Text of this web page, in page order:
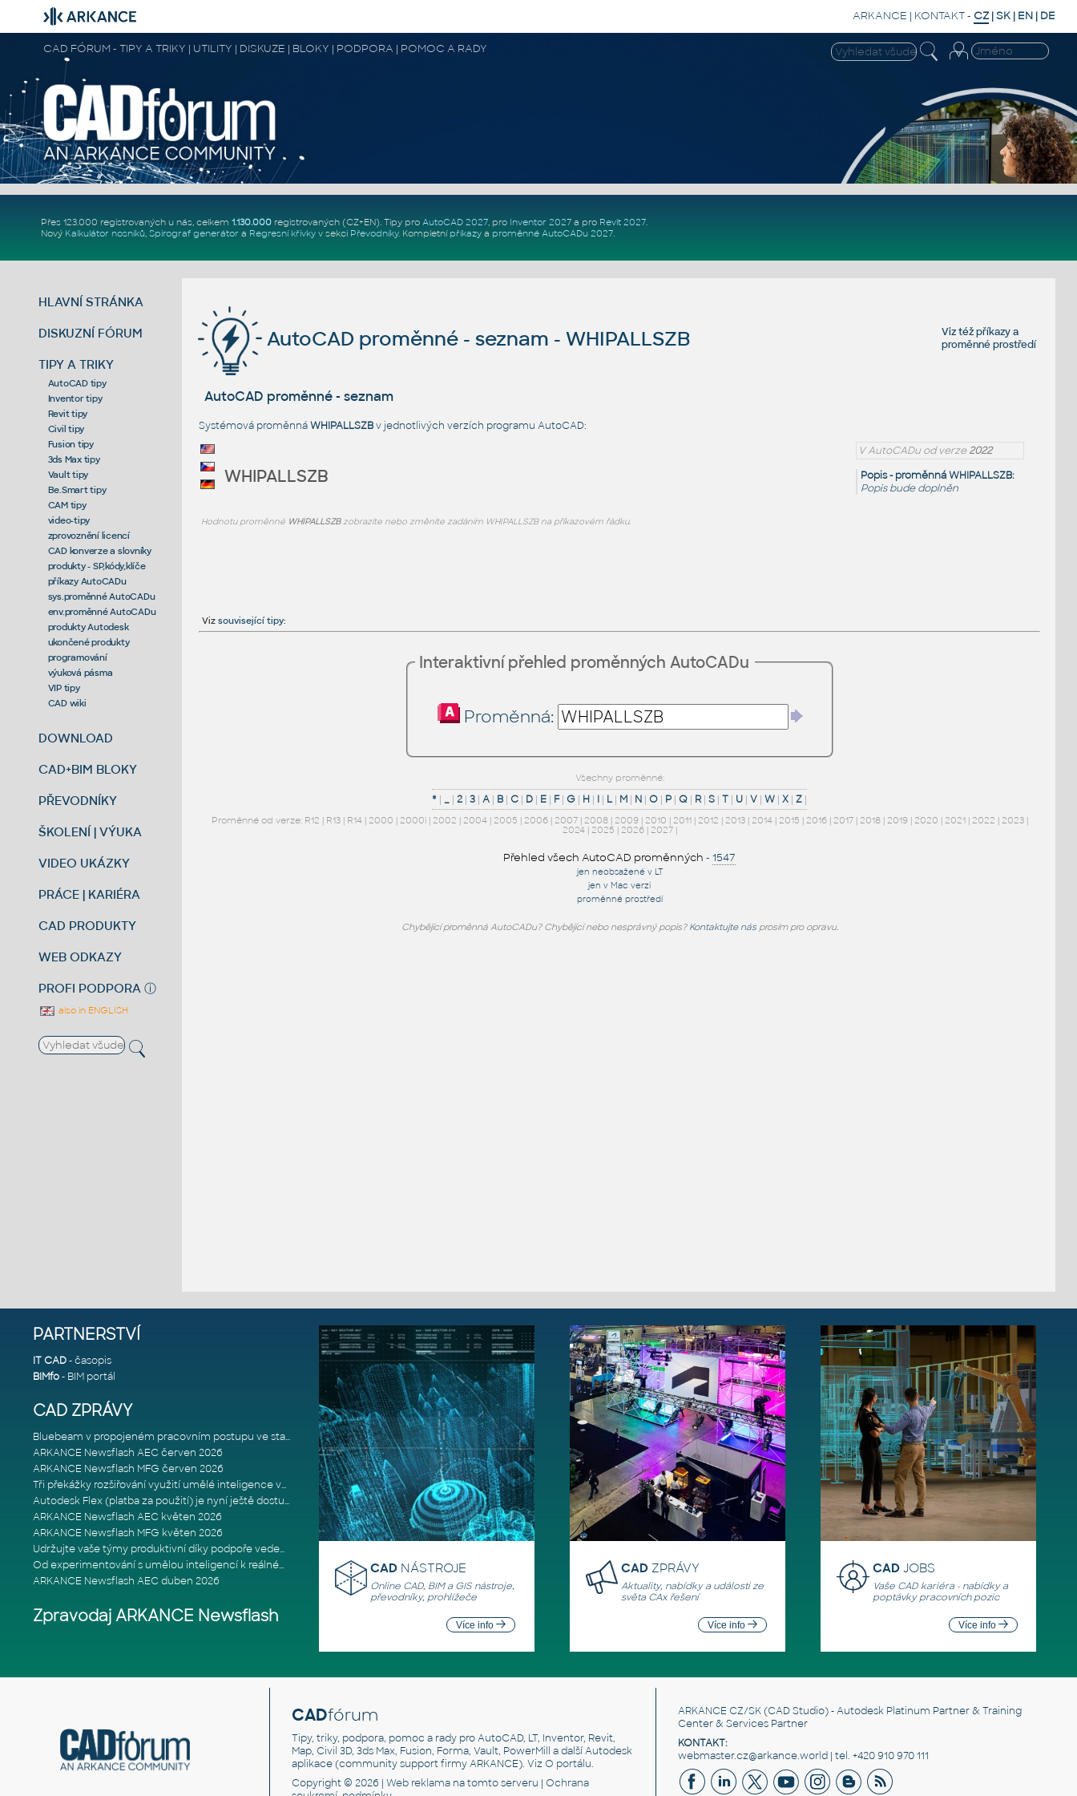
ARKANCE | KONTAKT- CZ |SK | EN | DE
CAD FÓRUM - TIPY A TRIKY | UTILITY | DISKUZE | BLOKY | PODPORA | POMOC A RADY
Přes 123.000 registrovaných u nás, celkem 1.130.000registrovaných (CZ+EN). Tipy pro AutoCAD 2027, pro Inventor 2027a pro Revit 2027.
Nový Kalkulátor nosníků, Spirograf generátor a Regresní křivkyv sekci Převodníky. Kompletní příkazya proměnné AutoCADu 2027.
HLAVNÍ STRÁNKA
DISKUZNÍ FÓRUM
TIPY A TRIKY
AutoCAD tipy
Inventor tipy
Revit tipy
Civil tipy
Fusion tipy
3ds Max tipy
Vault tipy
Be.Smart tipy
CAM tipy
video-tipy
zprovoznění licencí
CAD konverze a slovníky
produkty - SP,kódy,klíče
příkazy AutoCADu
sys.proměnné AutoCADu
env.proměnné AutoCADu
produkty Autodesk
ukončené produkty
programování
výuková pásma
VIP tipy
CAD wiki
DOWNLOAD
CAD+BIM BLOKY
PŘEVODNÍKY
ŠKOLENÍ | VÝUKA
VIDEO UKÁZKY
PRÁCE | KARIÉRA
CAD PRODUKTY
WEB ODKAZY
PROFI PODPORA ⓘ
also in ENGLISH
Viz téžpříkazya
proměnné prostředí
AutoCAD proměnné - seznam - WHIPALLSZB
AutoCAD proměnné - seznam
Systémová proměnnáWHIPALLSZBv jednotlivých verzích programu AutoCAD:
V AutoCADu od verze2022
Popis - proměnná WHIPALLSZB:
Popis bude doplněn
WHIPALLSZB
Hodnotu proměnné WHIPALLSZBzobrazíte nebo změníte zadáním WHIPALLSZB na příkazovém řádku.
Viz související tipy:
Interaktivní přehled proměnných AutoCADu
Proměnná:
Všechny proměnné:
* | _ |2 |3 |A | B |C | D | E | F|G | H | I | L | M | N |O | P |Q | R |S |T | U |V |W |X |Z |
Proměnné od verze: R12 | R13| R14| 2000 | 2000i| 2002 | 2004| 2005 | 2006| 2007| 2008| 2009| 2010 | 2011| 2012 | 2013| 2014| 2015 | 2016| 2017| 2018| 2019| 2020 | 2021| 2022 | 2023|
2024| 2025 | 2026| 2027|
Přehled všech AutoCAD proměnných -1547
jen neobsažené v LT
jen v Mac verzi
proměnné prostředí
Chybějící proměnná AutoCADu? Chybějící nebo nesprávný popis? Kontaktujte násprosím pro opravu.
PARTNERSTVÍ
IT CAD- časopis
BIMfo- BIM portál
CAD ZPRÁVY
Bluebeam v propojeném pracovním postupu ve stavebnictví: Proč je int
ARKANCE Newsflash AEC červen 2026
ARKANCE Newsflash MFG červen 2026
Tři překážky rozšiřování využití umělé inteligence ve stavebním prům
Autodesk Flex (platba za použití) je nyní ještě dostupnější
ARKANCE Newsflash AEC květen 2026
ARKANCE Newsflash MFG květen 2026
Udržujte vaše týmy produktivní díky podpoře vedené odborníky
Od experimentování s umělou inteligencí k reálnému dopadu na podniká
ARKANCE Newsflash AEC duben 2026
Zpravodaj ARKANCE Newsflash
CAD NÁSTROJE
Online CAD, BIM a GIS nástroje,
převodníky, prohlížeče
Více info
CAD ZPRÁVY
Aktuality, nabídky a události ze
světa CAx řešení
Více info
CADJOBS
Vaše CAD kariéra - nabídky a
poptávky pracovních pozic
Více info
CADfórum
Tipy, triky, podpora, pomoc a rady pro AutoCAD, LT, Inventor, Revit,
Map, Civil 3D, 3ds Max, Fusion, Forma, Vault, PowerMill a další Autodesk
aplikace (community support firmy ARKANCE). Viz O portálu.
Copyright © 2026 | Web reklamana tomto serveru | Ochrana
ARKANCE CZ/SK(CAD Studio) - Autodesk Platinum Partner & Training
Center & Services Partner
KONTAKT:
webmaster.cz@arkance.world | tel. +420 910 970 111